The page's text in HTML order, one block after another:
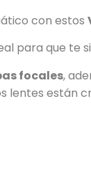
con estos
para que te
focales,
lentes están